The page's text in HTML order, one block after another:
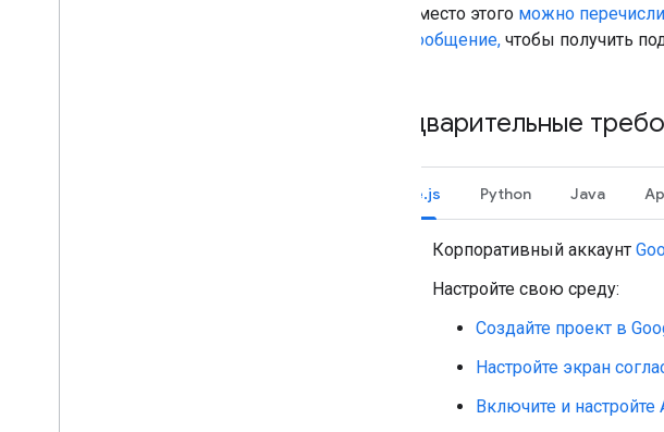
Вместо этого можно
сообщение, чтобы получить
Предварительные
Node.js Python Java
Корпоративный аккаунт
Настройте свою среду:
Создайте проект в
Настройте экран
Включите и настройте